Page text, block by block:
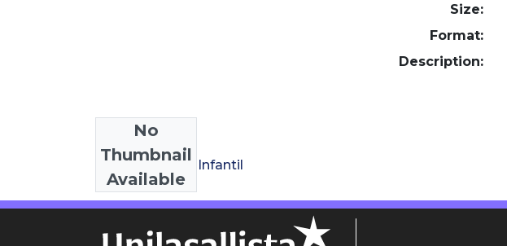
No
Thumbnail
Available
Size:
Format:
Description:
Collections
Licenciatura en Infantil